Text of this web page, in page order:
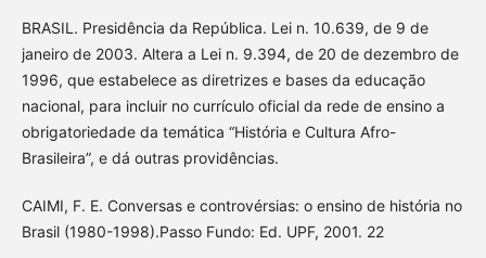
BRASIL. Presidência da República. Lei n. 10.639, de 9 de
janeiro de 2003. Altera a Lei n. 9.394, de 20 de dezembro de
1996, que estabelece as diretrizes e bases da educação
nacional, para incluir no currículo oficial da rede de ensino a
obrigatoriedade da temática “História e Cultura Afro-
Brasileira”, e dá outras providências.
CAIMI, F. E. Conversas e controvérsias: o ensino de história no
Brasil (1980-1998).Passo Fundo: Ed. UPF, 2001. 22